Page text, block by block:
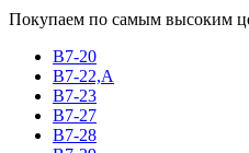
Покупаем по самым высоким
В7-20
В7-22,А
В7-23
В7-27
В7-28